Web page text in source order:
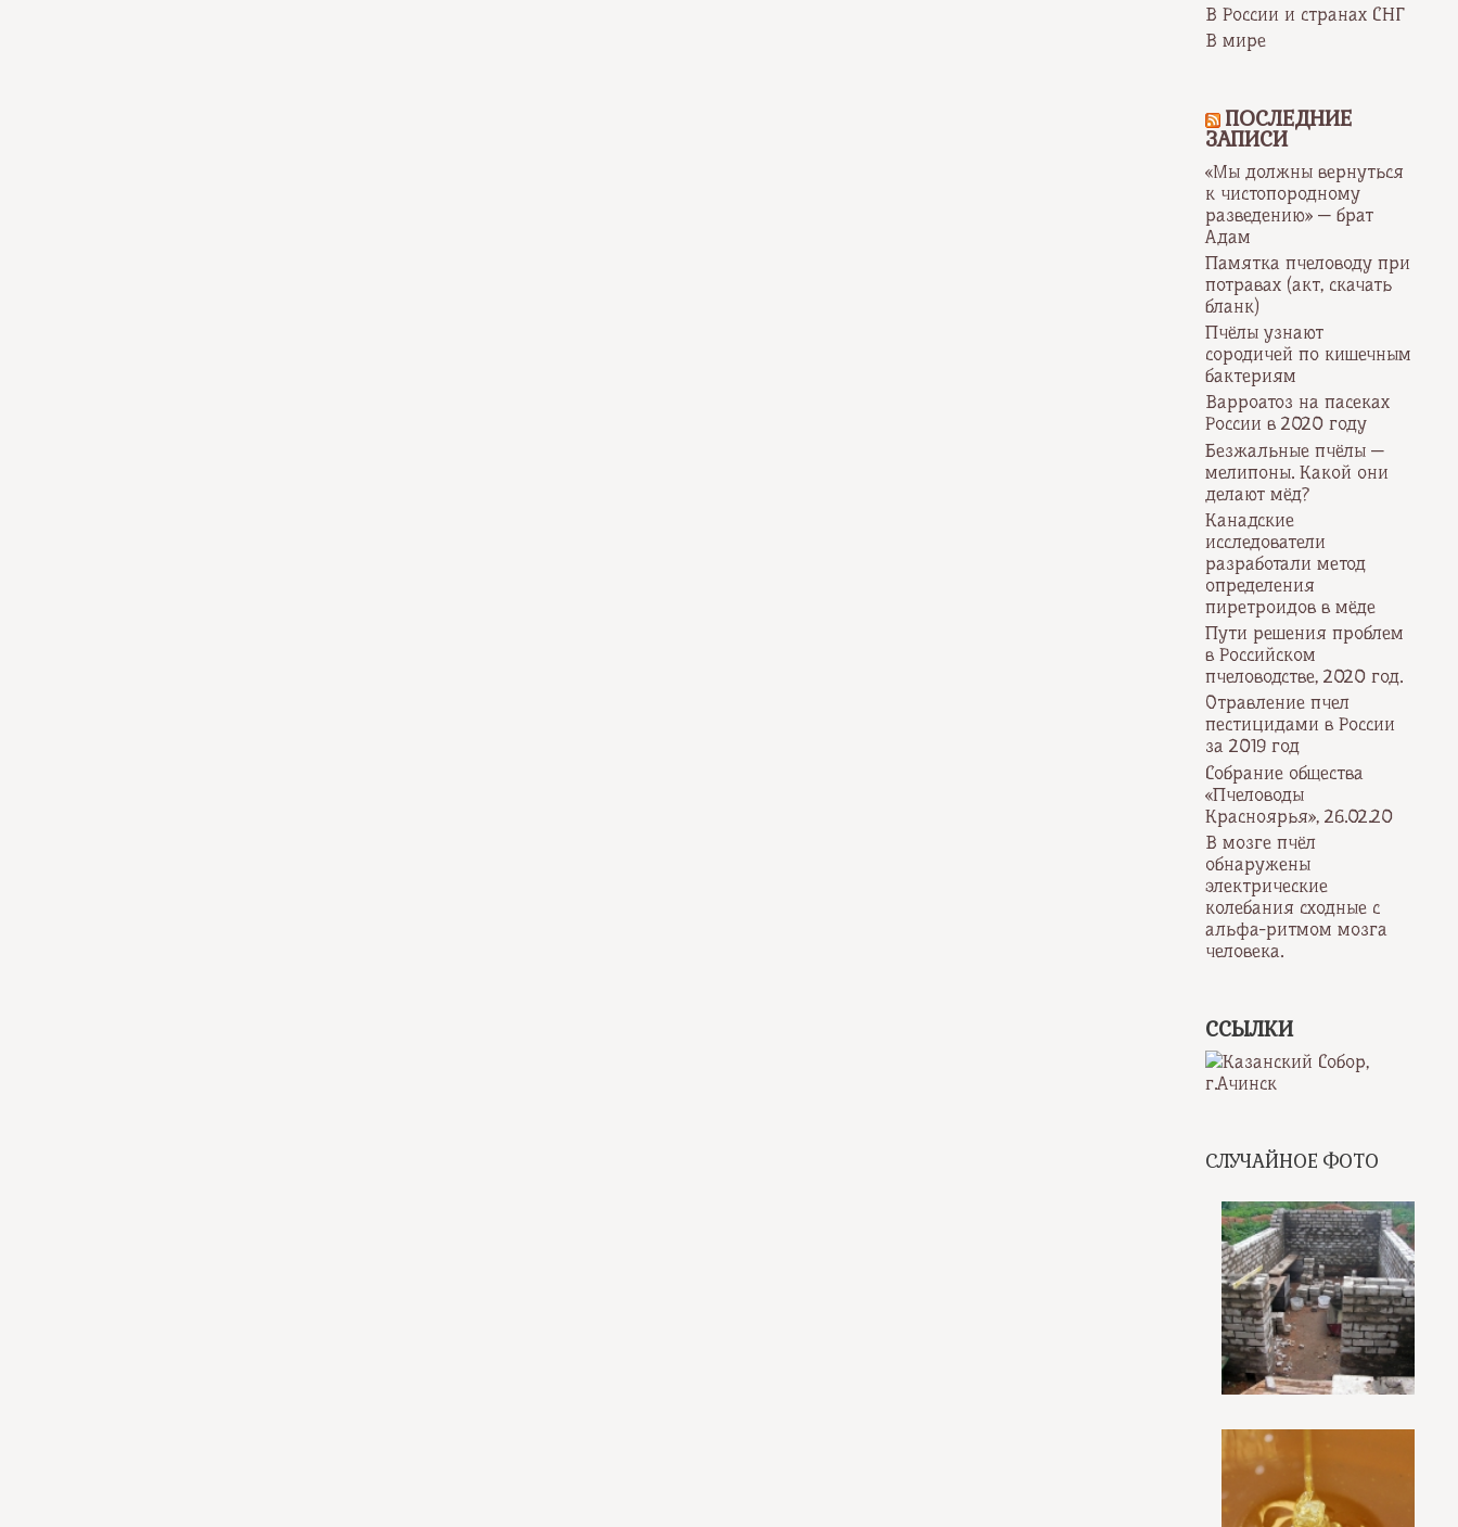
В России и странах СНГ
В мире
ПОСЛЕДНИЕ
ЗАПИСИ
«Мы должны вернуться
к чистопородному
разведению» — брат
Адам
Памятка пчеловоду при
потравах (акт, скачать
бланк)
Пчёлы узнают
сородичей по кишечным
бактериям
Варроатоз на пасеках
России в 2020 году
Безжальные пчёлы —
мелипоны. Какой они
делают мёд?
Канадские
исследователи
разработали метод
определения
пиретроидов в мёде
Пути решения проблем
в Российском
пчеловодстве, 2020 год.
Отравление пчел
пестицидами в России
за 2019 год
Собрание общества
«Пчеловоды
Красноярья», 26.02.20
В мозге пчёл
обнаружены
электрические
колебания сходные с
альфа-ритмом мозга
человека.
ССЫЛКИ
СЛУЧАЙНОЕ ФОТО